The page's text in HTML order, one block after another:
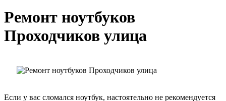
Ремонт ноутбуков
Проходчиков улица
Если у вас сломался ноутбук, настоятельно не рекомендуется